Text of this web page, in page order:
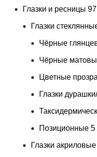
Глазки и ресницы 97
Глазки
Чёрные
Чёрные
Цветные
Глазки
Позиционные 5
Глазки